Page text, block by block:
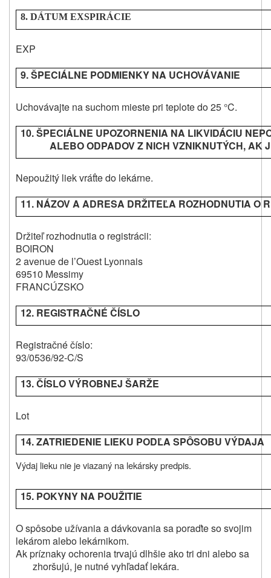
8. DÁTUM EXSPIRÁCIE
EXP
9. ŠPECIÁLNE PODMIENKY NA UCHOVÁVANIE
Uchovávajte na suchom mieste pri teplote do 25 °C.
10. ŠPECIÁLNE UPOZORNENIA NA LIKVIDÁCIU
ALEBO ODPADOV Z NICH VZNIKNUTÝCH, AK
Nepoužitý liek vráťte do lekárne.
11. NÁZOV A ADRESA DRŽITEĽA ROZHODNUTIA O
Držiteľ rozhodnutia o registrácii:
BOIRON
2 avenue de l’Ouest Lyonnais
69510 Messimy
FRANCÚZSKO
12. REGISTRAČNÉ ČÍSLO
Registračné číslo:
93/0536/92-C/S
13. ČÍSLO VÝROBNEJ ŠARŽE
Lot
14. ZATRIEDENIE LIEKU PODĽA SPÔSOBU VÝDAJA
Výdaj lieku nie je viazaný na lekársky predpis.
15. POKYNY NA POUŽITIE
O spôsobe užívania a dávkovania sa poraďte so svojim
lekárom alebo lekárnikom.
Ak príznaky ochorenia trvajú dlhšie ako tri dni alebo sa
zhoršujú, je nutné vyhľadať lekára.